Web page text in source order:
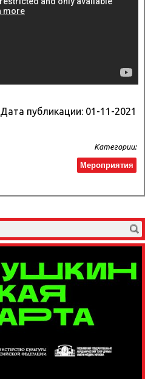
Дата публикации: 01-11-2021
Категории:
Мероприятия